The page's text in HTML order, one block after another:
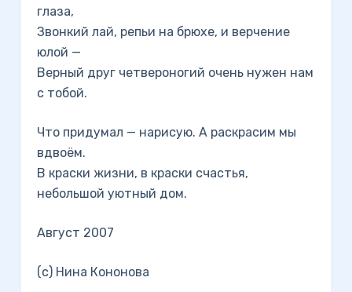
глаза,
Звонкий лай, репьи на брюхе, и верчение
юлой —
Верный друг четвероногий очень нужен нам
с тобой.
Что придумал — нарисую. А раскрасим мы
вдвоём.
В краски жизни, в краски счастья,
небольшой уютный дом.
Август 2007
(с) Нина Кононова